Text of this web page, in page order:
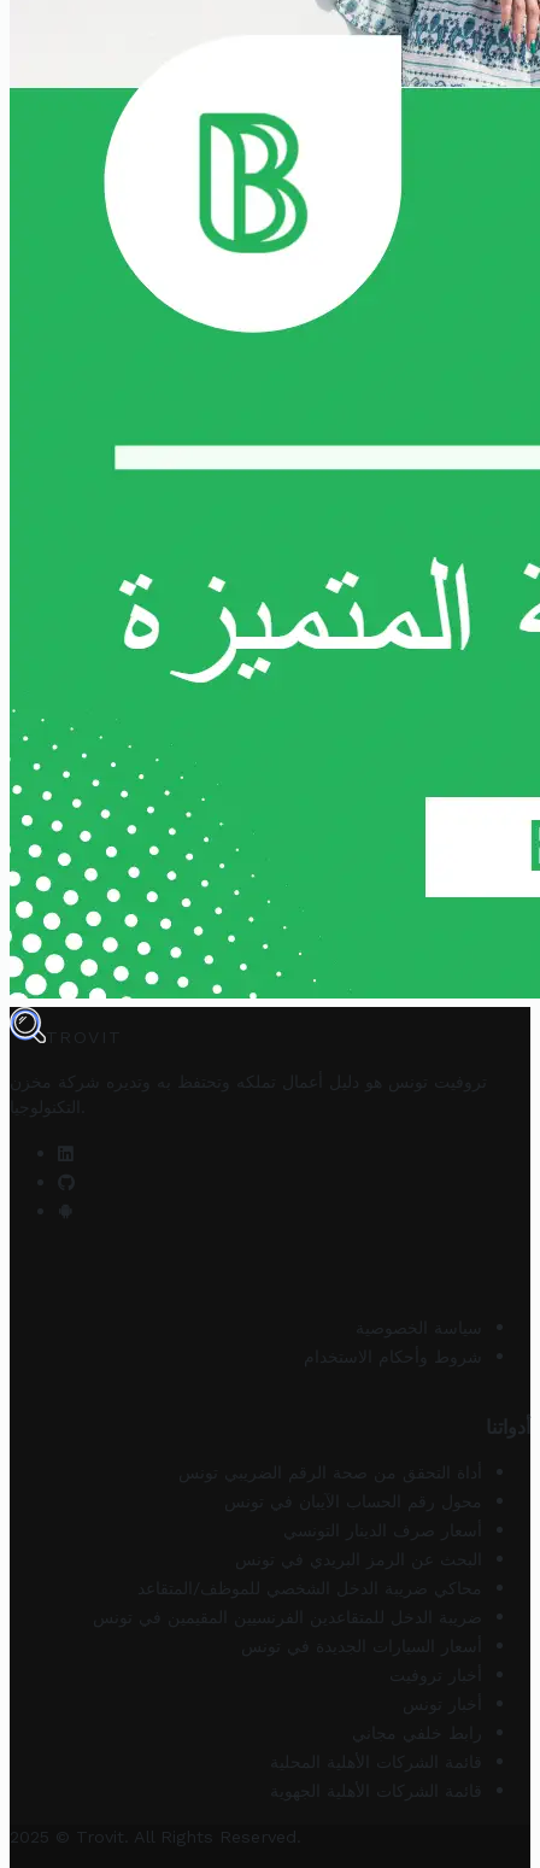
TROVIT
تروفيت تونس هو دليل أعمال تملكه وتحتفظ به وتديره
شركة مخزن
التكنولوجيا
سياسة الخصوصية
شروط وأحكام الاستخدام
أدواتنا
أداة التحقق من صحة الرقم الضريبي تونس
محول رقم الحساب الآيبان في تونس
أسعار صرف الدينار التونسي
البحث عن الرمز البريدي في تونس
محاكي ضريبة الدخل الشخصي للموظف/المتقاعد
ضريبة الدخل للمتقاعدين الفرنسيين المقيمين في تونس
أسعار السيارات الجديدة في تونس
أخبار تروفيت
أخبار تونس
رابط خلفي مجاني
قائمة الشركات الأهلية المحلية
قائمة الشركات الأهلية الجهوية
2025 © Trovit. All Rights Reserved.